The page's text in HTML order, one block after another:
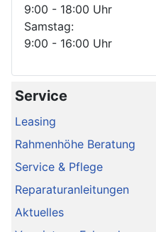
9:00 - 18:00 Uhr
Samstag:
9:00 - 16:00 Uhr
Service
Leasing
Rahmenhöhe Beratung
Service & Pflege
Reparaturanleitungen
Aktuelles